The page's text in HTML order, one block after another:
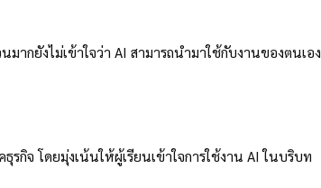
กยังไม่เข้าใจว่า AI สามารถนำมาใช้กับงานของตนเอง
กิจ โดยมุ่งเน้นให้ผู้เรียนเข้าใจการใช้งาน AI ในบริบท